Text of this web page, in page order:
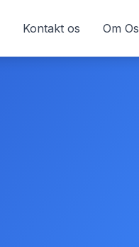
Kontakt os Om Os